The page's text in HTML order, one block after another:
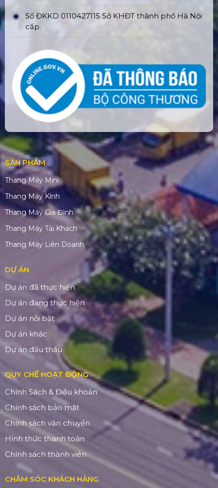
Số ĐKKD 0110427115 Sở KHĐT thành phố Hà Nội
cấp.
SẢN PHẨM
Thang Máy Mini
Thang Máy Kính
Thang Máy Gia Đình
Thang Máy Tải Khách
Thang Máy Liên Doanh
DỰ ÁN
Dự án đã thực hiện
Dự án đang thực hiện
Dự án nỗi bật
Dự án khác
Dự án đấu thầu
QUY CHẾ HOẠT ĐỘNG
Chính Sách & Điều khoản
Chính sách bảo mật
Chính sách vận chuyển
Hình thức thanh toán
Chính sách thành viên
CHĂM SÓC KHÁCH HÀNG